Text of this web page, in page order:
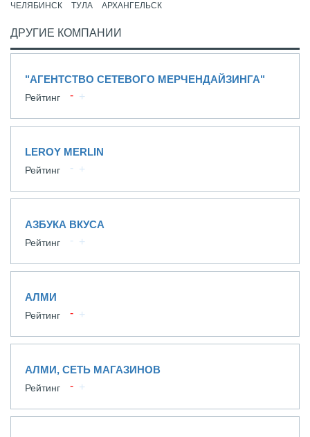
ЧЕЛЯБИНСК
ТУЛА АРХАНГЕЛЬСК
ДРУГИЕ КОМПАНИИ
"АГЕНТСТВО СЕТЕВОГО МЕРЧЕНДАЙЗИНГА"
Рейтинг
LEROY MERLIN
Рейтинг
АЗБУКА ВКУСА
Рейтинг
АЛМИ
Рейтинг
АЛМИ, СЕТЬ МАГАЗИНОВ
Рейтинг